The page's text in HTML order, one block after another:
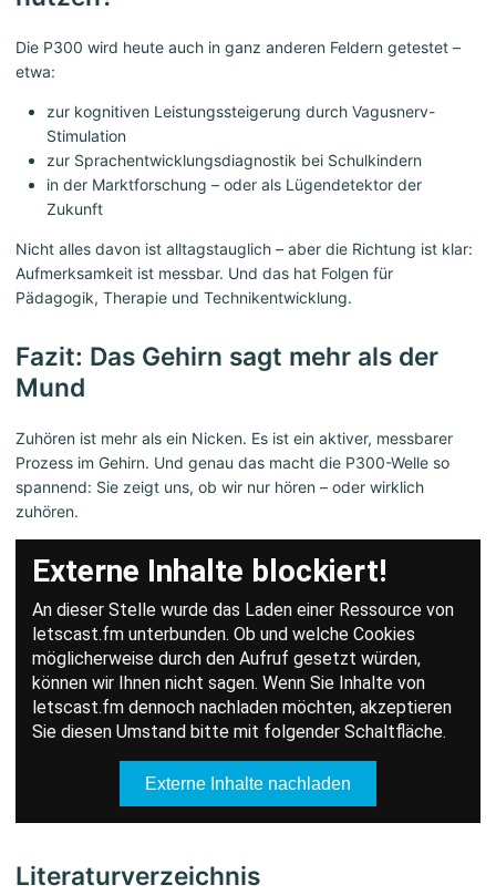
Die P300 wird heute auch in ganz anderen Feldern getestet –
etwa:
zur kognitiven Leistungssteigerung durch Vagusnerv-
Stimulation
zur Sprachentwicklungsdiagnostik bei Schulkindern
in der Marktforschung – oder als Lügendetektor der
Zukunft
Nicht alles davon ist alltagstauglich – aber die Richtung ist klar:
Aufmerksamkeit ist messbar. Und das hat Folgen für
Pädagogik, Therapie und Technikentwicklung.
Fazit: Das Gehirn sagt mehr als der
Mund
Zuhören ist mehr als ein Nicken. Es ist ein aktiver, messbarer
Prozess im Gehirn. Und genau das macht die P300-Welle so
spannend: Sie zeigt uns, ob wir nur hören – oder wirklich
zuhören.
Literaturverzeichnis